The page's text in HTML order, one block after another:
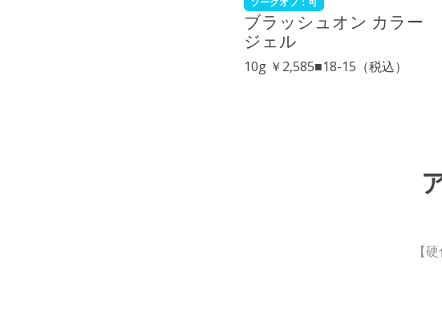
ブラッシュオン カラー
ジェル
10g ￥2,585■18-15（税込）
【